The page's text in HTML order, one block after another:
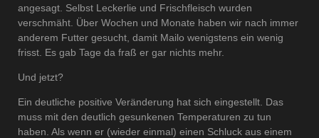
angesagt. Selbst Leckerlie und Frischfleisch wurden
verschmäht. Über Wochen und Monate haben wir nach immer
anderem Futter gesucht, damit Mailo wenigstens ein wenig
frisst. Es gab Tage da fraß er gar nichts mehr.
Und jetzt?
Ein deutliche positive Veränderung hat sich eingestellt. Das
muss mit den deutlich gesunkenen Temperaturen zu tun
haben. Als wenn er (wieder einmal) einen Schluck aus einem